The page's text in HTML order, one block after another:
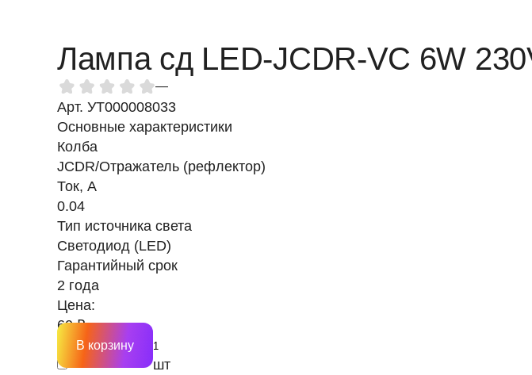
Лампа сд LED-JCDR-VC 6W
—
Арт. УТ000008033
Основные характеристики
Колба
JCDR/Отражатель (рефлектор)
Ток, A
0.04
Тип источника света
Светодиод (LED)
Гарантийный срок
2 года
Цена:
60 ₽
шт
В корзину